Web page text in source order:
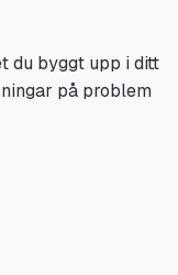
du byggt upp i ditt
på problem